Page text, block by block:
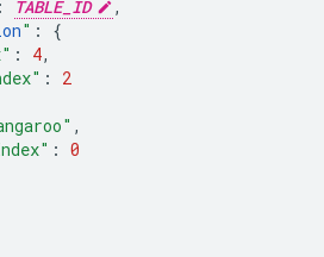
: TABLE_ID
,
" :
{
: 4,
:
2
,
: 0